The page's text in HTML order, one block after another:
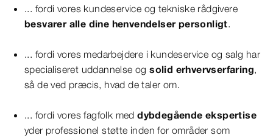
... fordi vores kundeservice og tekniske rådgivere
besvarer alle dine henvendelser personligt.
... fordi vores medarbejdere i kundeservice og salg har
specialiseret uddannelse ogsolid erhvervserfaring,
så de ved præcis, hvad de taler om.
... fordi vores fagfolk meddybdegående ekspertise
yder professionel støtte inden for områder som